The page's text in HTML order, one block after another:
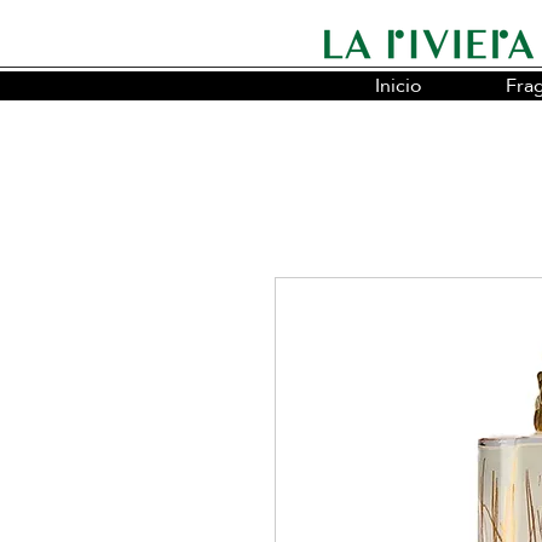
Somos la cadena líder en
Inicio